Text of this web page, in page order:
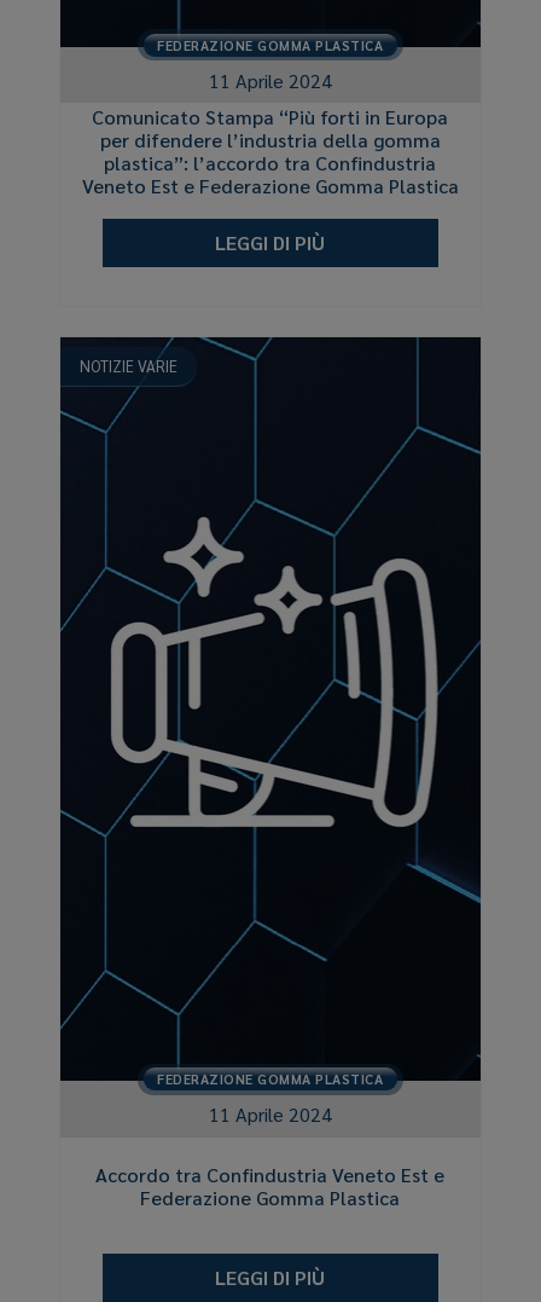
FEDERAZIONE GOMMA PLASTICA
11 Aprile 2024
Comunicato Stampa “Più forti in Europa
per difendere l’industria della gomma
plastica”: l’accordo tra Confindustria
Veneto Est e Federazione Gomma Plastica
LEGGI DI PIÙ
NOTIZIE VARIE
FEDERAZIONE GOMMA PLASTICA
11 Aprile 2024
Accordo tra Confindustria Veneto Est e
Federazione Gomma Plastica
LEGGI DI PIÙ